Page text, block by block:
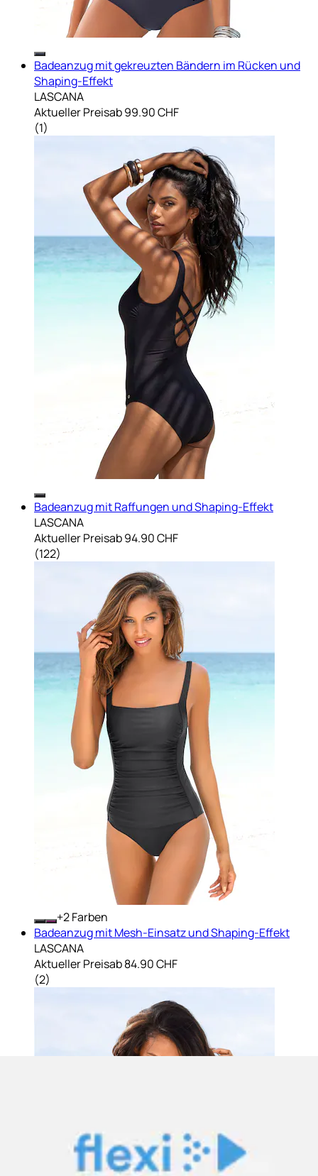
Badeanzug mit gekreuzten Bändern im Rücken und
Shaping-Effekt
LASCANA
Aktueller Preisab99.90 CHF
(1)
Badeanzug mit Raffungen und Shaping-Effekt
LASCANA
Aktueller Preisab94.90 CHF
(122)
+ Farben
Badeanzug mit Mesh-Einsatz und Shaping-Effekt
LASCANA
Aktueller Preisab84.90 CHF
(2)